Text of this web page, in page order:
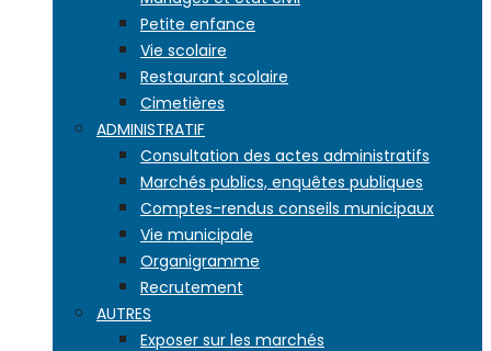
Petite enfance
Vie scolaire
Restaurant scolaire
Cimetières
ADMINISTRATIF
Consultation des actes administratifs
Marchés publics, enquêtes publiques
Comptes-rendus conseils municipaux
Vie municipale
Organigramme
Recrutement
AUTRES
Exposer sur les marchés